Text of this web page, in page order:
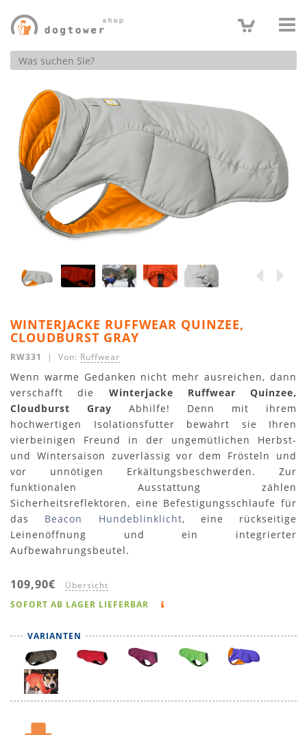
Produktsuche
WINTERJACKE RUFFWEAR QUINZEE,
CLOUDBURST GRAY
RW331 | Von: Ruffwear
Wenn warme Gedanken nicht mehr ausreichen, dann
verschafft die Winterjacke Ruffwear Quinzee,
Cloudburst Gray Abhilfe! Denn mit ihrem
hochwertigen Isolationsfutter bewahrt sie Ihren
vierbeinigen Freund in der ungemütlichen Herbst-
und Wintersaison zuverlässig vor dem Frösteln und
vor unnötigen Erkältungsbeschwerden. Zur
funktionalen Ausstattung zählen
Sicherheitsreflektoren, eine Befestigungsschlaufe für
das Beacon Hundeblinklicht, eine rückseitige
Leinenöffnung und ein integrierter
Aufbewahrungsbeutel.
109,90€ Übersicht
SOFORT AB LAGER LIEFERBAR
VARIANTEN